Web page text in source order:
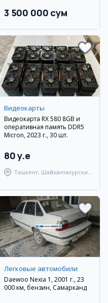
3 500 000 сум
Видеокарты
Видеокарта RX 580 8GB и
оперативная память DDR5
Micron, 2023 г., 30 шт.
80 y.e
Ташкент, Шайхантахурский
Легковые автомобили
Daewoo Nexia 1, 2001 г., 23
000 км, бензин, Самарканд